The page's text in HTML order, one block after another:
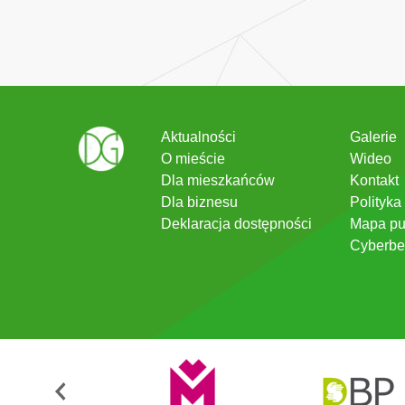
Aktualności
O mieście
Dla mieszkańców
Dla biznesu
Deklaracja dostępności
Galerie
Wideo
Kontakt
Mapa